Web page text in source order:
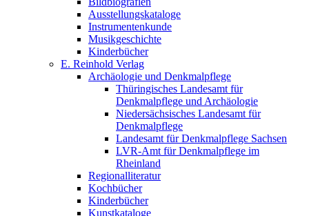
Ausstellungskataloge
Instrumentenkunde
Musikgeschichte
Kinderbücher
E. Reinhold Verlag
Archäologie und Denkmalpflege
Thüringisches Landesamt für
Denkmalpflege und Archäologie
Niedersächsisches Landesamt für
Denkmalpflege
Landesamt für Denkmalpflege Sachsen
LVR-Amt für Denkmalpflege im
Rheinland
Regionalliteratur
Kochbücher
Kinderbücher
Kunstkataloge